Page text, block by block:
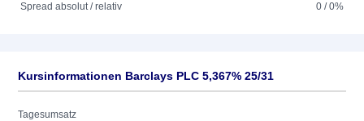
Spread absolut / relativ
0 / 0%
Kursinformationen Barclays PLC 5,367% 25/31
Tagesumsatz